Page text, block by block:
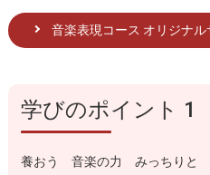
音楽表現コース オリジナル
学びのポイント 1
養おう 音楽の力 みっちりと